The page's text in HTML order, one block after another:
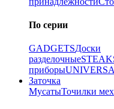
По серии
GADGETSДоски
разделочныеSTEAK
приборы
Заточка
МусатыТочилки